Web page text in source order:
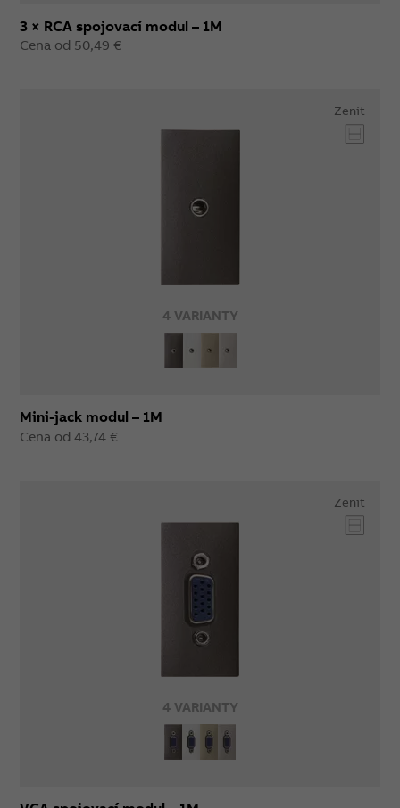
3 × RCA spojovací modul – 1M
Cena od 50,49 €
4 VARIANTY
Zenit
Mini-jack modul – 1M
Cena od 43,74 €
4 VARIANTY
Zenit